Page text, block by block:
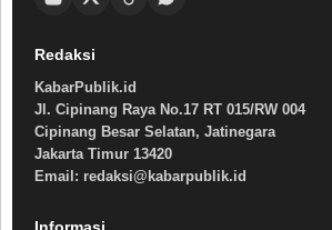
Redaksi
KabarPublik.id
Jl. Cipinang Raya No.17 RT 015/RW 004
Cipinang Besar Selatan, Jatinegara
Jakarta Timur 13420
Email: redaksi@kabarpublik.id